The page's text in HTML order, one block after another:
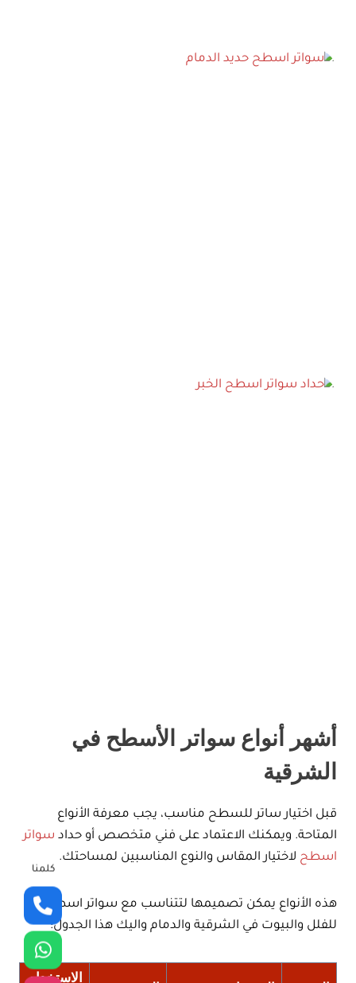
أشهر أنواع سواتر الأسطح في
الشرقية
قبل اختيار ساتر للسطح مناسب، يجب معرفة الأنواع
المتاحة. ويمكنك الاعتماد على فني متخصص أو حداد سواتر
اسطح لاختيار المقاس والنوع المناسبين لمساحتك.
هذه الأنواع يمكن تصميمها لتتناسب مع سواتر اسطح
للفلل والبيوت في الشرقية والدمام واليك هذا الجدول:
الاستخدام
كلمنا